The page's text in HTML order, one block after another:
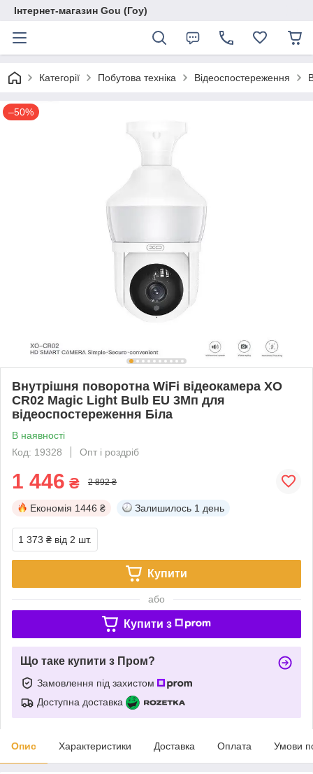
Інтернет-магазин Gou (Гоу)
Категорії Побутова техніка Відеоспостереження
–50%
Внутрішня поворотна WiFi відеокамера XO
CR02 Magic Light Bulb EU 3Мп для
відеоспостереження Біла
В наявності
Код: 19328
Опт і роздріб
1 446 ₴ 2 892 ₴
Економія 1446 ₴ Залишилось 1 день
1 373 ₴ від 2 шт.
Купити
або
Купити з
Що таке купити з Пром?
Замовлення під захистом
Доступна доставка
Опис Характеристики Доставка Оплата Умови